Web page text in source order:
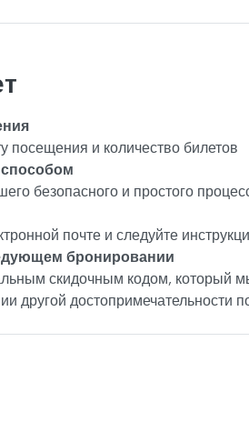
посещения и количество билетов
безопасного и простого
почте и следуйте
бронировании
скидочным кодом, который
другой достопримечательности